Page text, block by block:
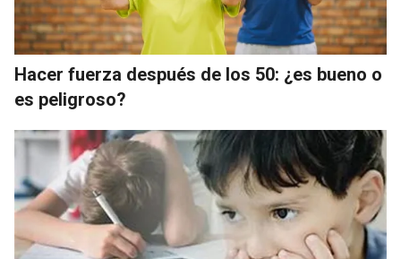
Hacer fuerza después de los 50: ¿es bueno o
es peligroso?